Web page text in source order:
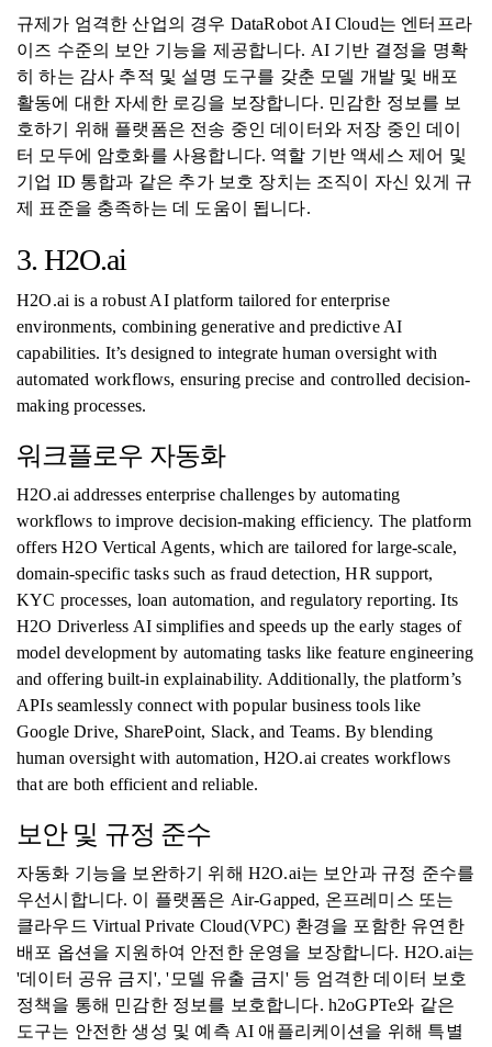
규제가 엄격한 산업의 경우 DataRobot AI Cloud는 엔터프라
이즈 수준의 보안 기능을 제공합니다. AI 기반 결정을 명확
히 하는 감사 추적 및 설명 도구를 갖춘 모델 개발 및 배포
활동에 대한 자세한 로깅을 보장합니다. 민감한 정보를 보
호하기 위해 플랫폼은 전송 중인 데이터와 저장 중인 데이
터 모두에 암호화를 사용합니다. 역할 기반 액세스 제어 및
기업 ID 통합과 같은 추가 보호 장치는 조직이 자신 있게 규
제 표준을 충족하는 데 도움이 됩니다.
3. H2O.ai
H2O.ai is a robust AI platform tailored for enterprise
environments, combining generative and predictive AI
capabilities. It’s designed to integrate human oversight with
automated workflows, ensuring precise and controlled decision-
making processes.
워크플로우 자동화
H2O.ai addresses enterprise challenges by automating
workflows to improve decision-making efficiency. The platform
offers H2O Vertical Agents, which are tailored for large-scale,
domain-specific tasks such as fraud detection, HR support,
KYC processes, loan automation, and regulatory reporting. Its
H2O Driverless AI simplifies and speeds up the early stages of
model development by automating tasks like feature engineering
and offering built-in explainability. Additionally, the platform’s
APIs seamlessly connect with popular business tools like
Google Drive, SharePoint, Slack, and Teams. By blending
human oversight with automation, H2O.ai creates workflows
that are both efficient and reliable.
보안 및 규정 준수
자동화 기능을 보완하기 위해 H2O.ai는 보안과 규정 준수를
우선시합니다. 이 플랫폼은 Air-Gapped, 온프레미스 또는
클라우드 Virtual Private Cloud(VPC) 환경을 포함한 유연한
배포 옵션을 지원하여 안전한 운영을 보장합니다. H2O.ai는
'데이터 공유 금지', '모델 유출 금지' 등 엄격한 데이터 보호
정책을 통해 민감한 정보를 보호합니다. h2oGPTe와 같은
도구는 안전한 생성 및 예측 AI 애플리케이션을 위해 특별